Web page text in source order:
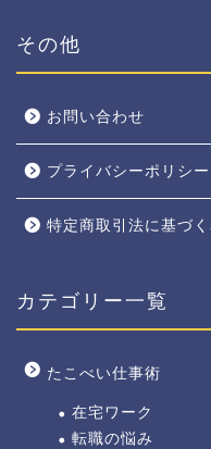
その他
お問い合わせ
プライバシーポリシー
特定商取引法に基づ
カテゴリー一覧
たこべい仕事術
在宅ワーク
転職の悩み